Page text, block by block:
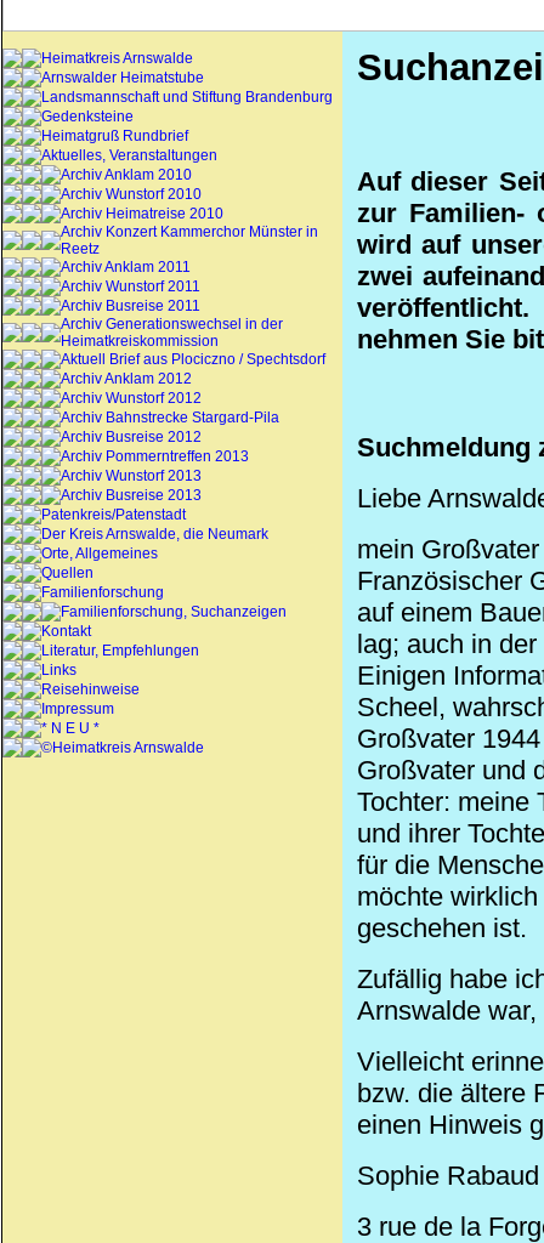
Heimatkreis Arnswalde
Arnswalder Heimatstube
Landsmannschaft und Stiftung Brandenburg
Gedenksteine
Heimatgruß Rundbrief
Aktuelles, Veranstaltungen
Archiv Anklam 2010
Archiv Wunstorf 2010
Archiv Heimatreise 2010
Archiv Konzert Kammerchor Münster in
Reetz
Archiv Anklam 2011
Archiv Wunstorf 2011
Archiv Busreise 2011
Archiv Generationswechsel in der
Heimatkreiskommission
Aktuell Brief aus Plociczno / Spechtsdorf
Archiv Anklam 2012
Archiv Wunstorf 2012
Archiv Bahnstrecke Stargard-Pila
Archiv Busreise 2012
Archiv Pommerntreffen 2013
Archiv Wunstorf 2013
Archiv Busreise 2013
Patenkreis/Patenstadt
Der Kreis Arnswalde, die Neumark
Orte, Allgemeines
Quellen
Familienforschung
Familienforschung, Suchanzeigen
Kontakt
Literatur, Empfehlungen
Links
Reisehinweise
Impressum
* N E U *
©Heimatkreis Arnswalde
Auf dieser
zur Familien-
wird auf
zwei
veröffentlicht.
nehmen Sie
Suchmeldung
Liebe
mein
Französischer
auf einem
lag; auch in
Einigen
Scheel,
Großvater
Großvater und
Tochter: meine
und ihrer
für die
möchte
geschehen ist.
Zufällig habe
Arnswalde
Vielleicht
bzw. die ältere
einen Hinweis
Sophie Rabaud
3 rue de la